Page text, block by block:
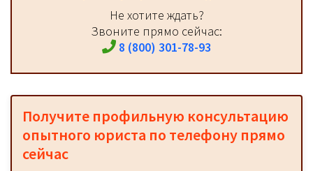
Не хотите ждать?
Звоните прямо сейчас:
8 (800) 301-78-93
Получите профильную консультацию
опытного юриста по телефону прямо
сейчас